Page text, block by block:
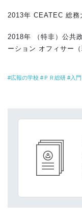
2013年 CEATEC 総務
2018年 （特非）公共
ーション オフィサー（
広報の学校 ＰＲ総研 入門